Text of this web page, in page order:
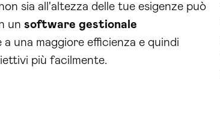
sia all'altezza delle tue esigenze può
un software gestionale
una maggiore efficienza e quindi
più facilmente.